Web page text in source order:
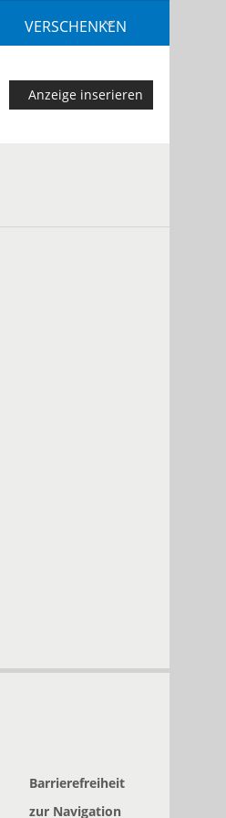
VERSCHENKEN
Anzeige inserieren
Barrierefreiheit
zur Navigation